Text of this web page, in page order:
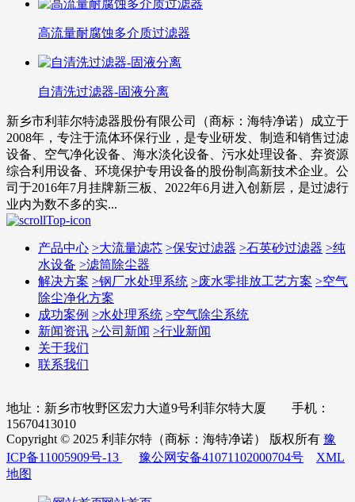
高流量耐腐蚀多介质过滤器
自清洗过滤器-固液分离
新乡市利菲尔特滤器股份有限公司（商标：海特净诺）成立于
2008年，专注于流体环保行业，是专业研发、制造和销售过滤
设备、空气净化设备、海水淡化设备、污水处理设备、弃资源
综合利用设备、环境保护专用设备的股份制高新技术企业。公
司于2016年7月挂牌新三板、2022年6月进入创新层，是过滤行
业内为数不多的实...
产品中心 >大流量滤芯 >保安过滤器 >石英砂过滤器 >纯
水设备 >滤筒除尘器
解决方案 >钢厂水处理系统 >废水零排放工艺方案 >空气
除尘净化方案
成功案例 >水处理系统 >空气除尘系统
新闻资讯 >公司新闻 >行业新闻
关于我们
联系我们
地址：新乡市牧野区宏力大道9号利菲尔特大厦 手机：
15670413010
Copyright © 2025 利菲尔特（商标：海特净诺） 版权所有 豫
ICP备11005909号-13
豫公网安备41071102000704号
XML
地图